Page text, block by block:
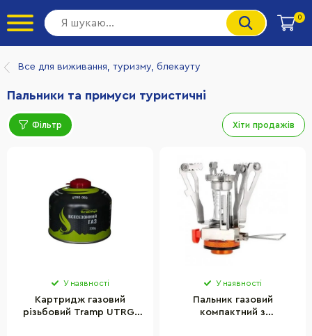
0
Все для виживання, туризму, блекауту
Пальники та примуси туристичні
Фільтр Хіти продажів
У наявності
Картридж газовий
різьбовий Tramp UTRG-
У наявності
Пальник газовий
компактний з